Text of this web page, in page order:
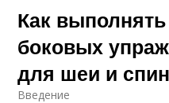
Как
боковых
для шеи и
Введение